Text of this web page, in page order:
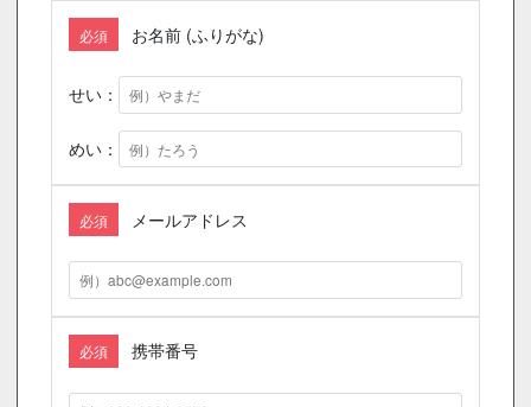
必須 お名前 (ふりがな)
せい：
めい：
必須 メールアドレス
必須 携帯番号